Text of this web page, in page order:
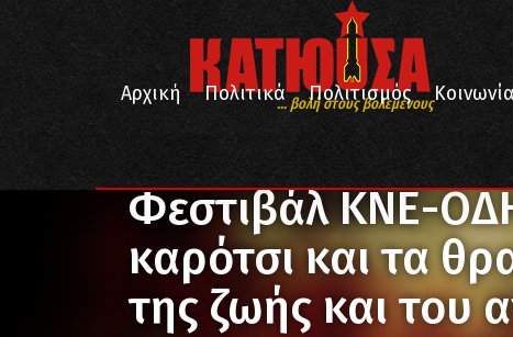
... βολή στους βολεμένους
Αρχική
Πολιτικά Πολιτισμός Κοινωνία
Αφιερώματα
Φεστιβάλ ΚΝΕ-
καρότσι και τα
της ζωής και του